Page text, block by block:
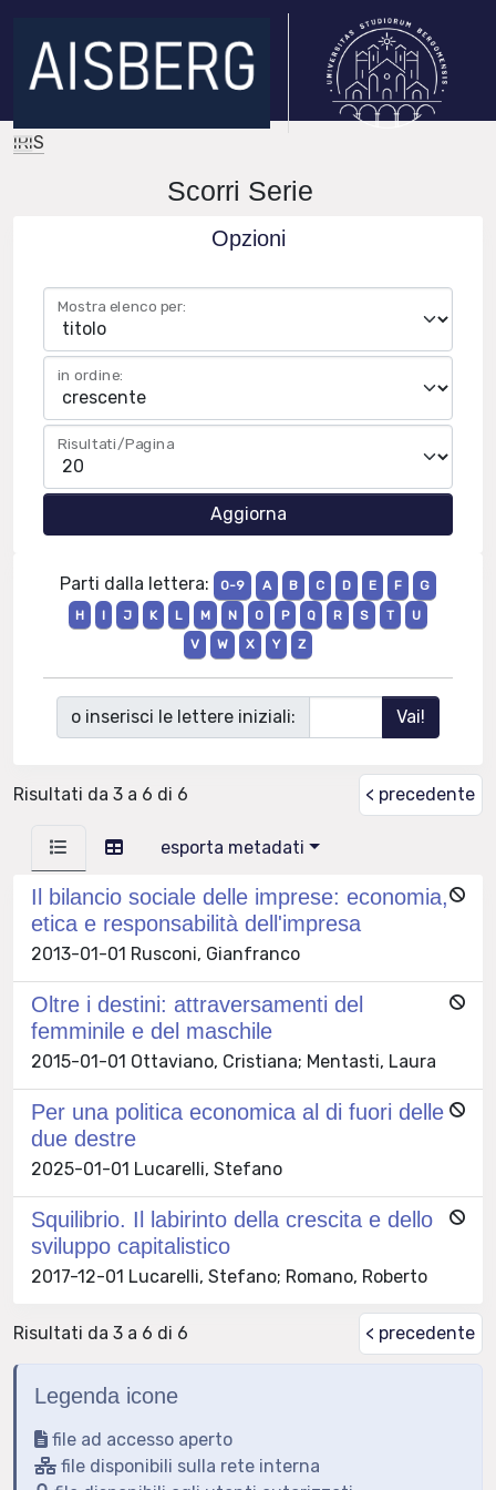
IRIS
Scorri Serie
Opzioni
Mostra elenco per:
in ordine:
Risultati/Pagina
Parti dalla lettera: 0-9 A B C D E F
G
H
I J K L M N O P Q R S T
U
V
W X Y Z
o inserisci le lettere iniziali:
Risultati da 3 a 6 di 6 < precedente
esporta metadati
Il bilancio sociale delle imprese: economia,
etica e responsabilità dell'impresa
2013-01-01 Rusconi, Gianfranco
Oltre i destini: attraversamenti del
femminile e del maschile
2015-01-01 Ottaviano, Cristiana; Mentasti, Laura
Per una politica economica al di fuori delle
due destre
2025-01-01 Lucarelli, Stefano
Squilibrio. Il labirinto della crescita e dello
sviluppo capitalistico
2017-12-01 Lucarelli, Stefano; Romano, Roberto
Risultati da 3 a 6 di 6 < precedente
Legenda icone
file ad accesso aperto
file disponibili sulla rete interna